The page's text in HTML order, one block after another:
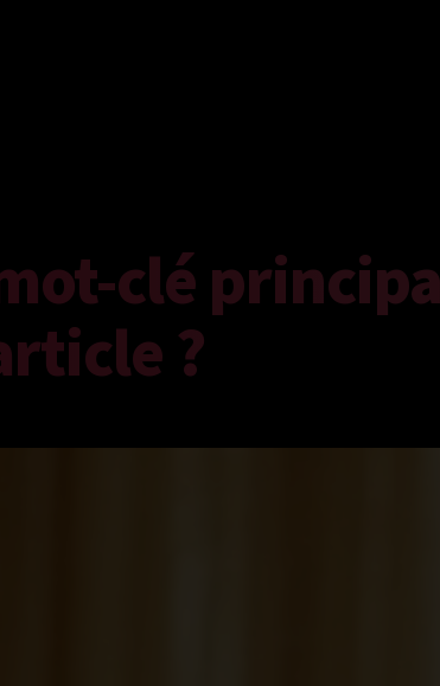
clé
?